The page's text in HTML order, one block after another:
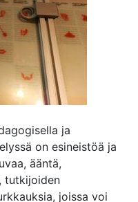
ja
on esineistöä ja
ääntä,
tutkijoiden
joissa voi